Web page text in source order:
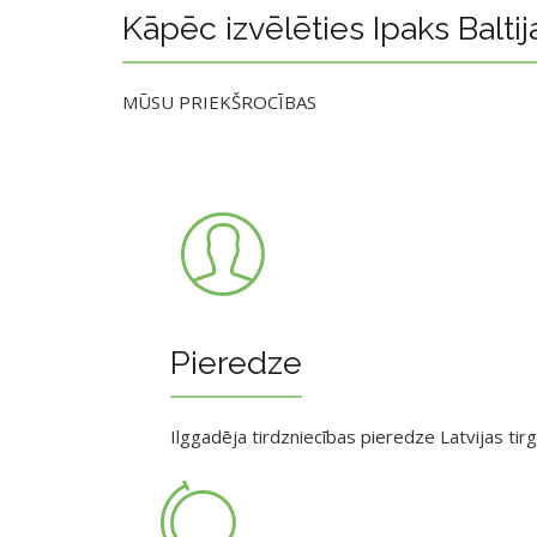
Kāpēc izvēlēties Ipaks
MŪSU PRIEKŠROCĪBAS
Pieredze
Ilggadēja tirdzniecības pieredze Latvijas